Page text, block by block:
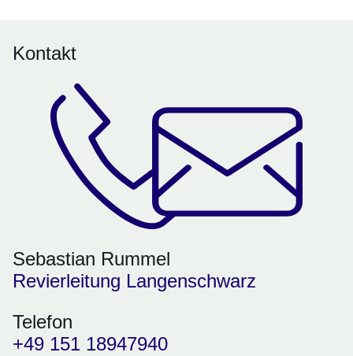
Kontakt
Sebastian Rummel
Revierleitung Langenschwarz
Telefon
+49 151 18947940